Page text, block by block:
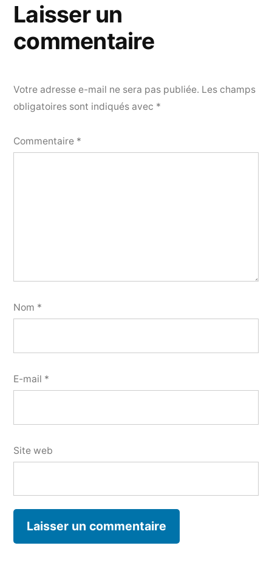
Laisser un
commentaire
Votre adresse e-mail ne sera pas publiée. Les champs
obligatoires sont indiqués avec *
Commentaire *
Nom *
E-mail *
Site web